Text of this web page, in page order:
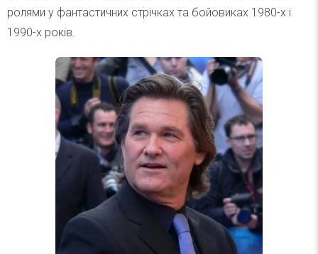
ролями у фантастичних стрічках та бойовиках 1980-х і
1990-х років.